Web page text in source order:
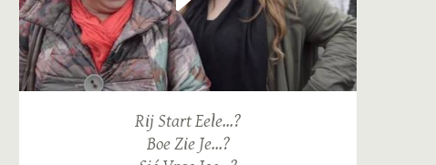
Rij Start Eele...?
Boe Zie Je...?